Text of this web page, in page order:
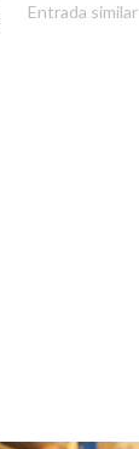
Entrada similar